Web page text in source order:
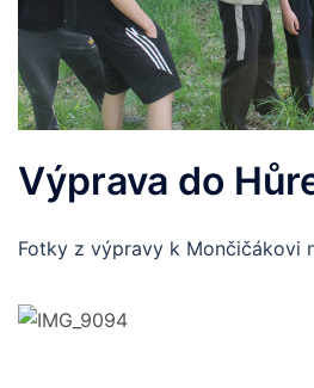
Výprava do
Fotky z výpravy k Mončičákovi